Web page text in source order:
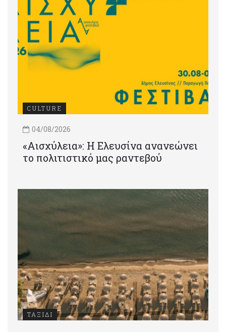
CULTURE
04/08/2026
«Αισχύλεια»: Η Ελευσίνα ανανεώνει
το πολιτιστικό μας ραντεβού
ΤΑΞΙΔΙ